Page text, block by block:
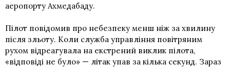
аеропорту Ахмедабаду.
Пілот повідомив про небезпеку менш ніж за хвилину
після зльоту. Коли служба управління повітряним
рухом відреагувала на екстрений виклик пілота,
«відповіді не було» — літак упав за кілька секунд. Зараз